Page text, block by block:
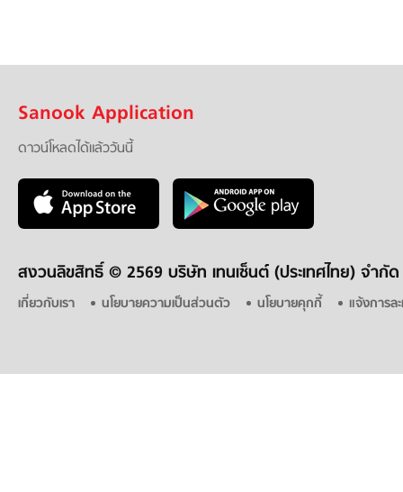
Sanook Application
ดาวน์โหลดได้แล้ววันนี้
สงวนลิขสิทธิ์ © 2569 บริษัท เทนเซ็นต์ (ประเทศไทย) จำกัด
เกี่ยวกับเรา นโยบายความเป็นส่วนตัว นโยบายคุกกี้ แจ้งการล